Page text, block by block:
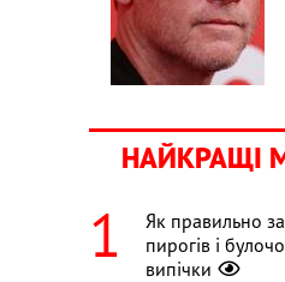
НАЙКРАЩІ
Як правильно
пирогів і
випічки